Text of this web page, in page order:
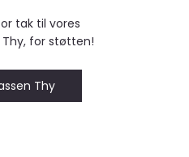
tak til vores
Thy, for støtten!
Thy